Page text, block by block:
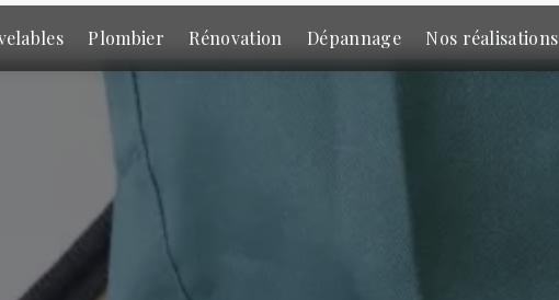
Plombier Rénovation Dépannage Nos réalisations